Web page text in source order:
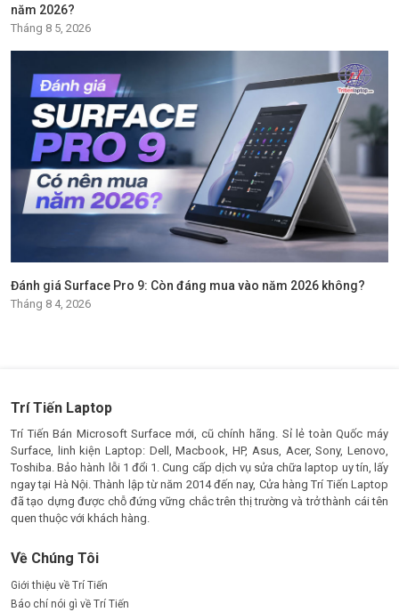
năm 2026?
Tháng 8 5, 2026
Đánh giá Surface Pro 9: Còn đáng mua vào năm 2026 không?
Tháng 8 4, 2026
Trí Tiến Laptop
Trí Tiến Bán Microsoft Surface mới, cũ chính hãng. Sỉ lẻ toàn Quốc máy
Surface, linh kiện Laptop: Dell, Macbook, HP, Asus, Acer, Sony, Lenovo,
Toshiba. Bảo hành lỗi 1 đổi 1. Cung cấp dịch vụ sửa chữa laptop uy tín, lấy
ngay tại Hà Nội. Thành lập từ năm 2014 đến nay, Cửa hàng Trí Tiến Laptop
đã tạo dựng được chỗ đứng vững chắc trên thị trường và trở thành cái tên
quen thuộc với khách hàng.
Về Chúng Tôi
Giới thiệu về Trí Tiến
Báo chí nói gì về Trí Tiến